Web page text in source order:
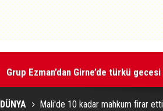
Grup Ezman’dan Girne’de türkü gecesi
DÜNYA Mali'de 10 kadar mahkum firar etti